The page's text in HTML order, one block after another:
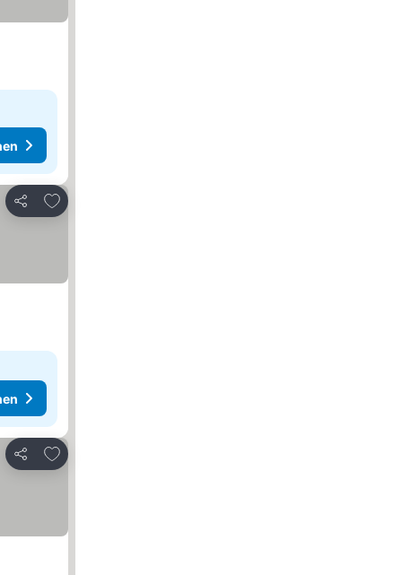
Teilen
Zu Favoriten hinzufügen
Teilen
Zu Favoriten hinzufügen